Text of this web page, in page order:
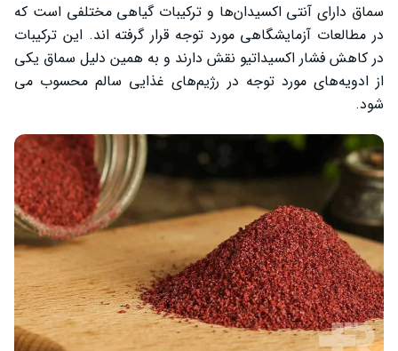
سماق دارای آنتی اکسیدان‌ها و ترکیبات گیاهی مختلفی است که
در مطالعات آزمایشگاهی مورد توجه قرار گرفته‌ اند. این ترکیبات
در کاهش فشار اکسیداتیو نقش دارند و به همین دلیل سماق یکی
از ادویه‌های مورد توجه در رژیم‌های غذایی سالم محسوب می‌
شود.